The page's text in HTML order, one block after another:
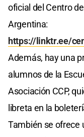
oficial del Centro
Argentina:
https://linktr.ee/
Además, hay una
alumnos de la
Asociación CCP,
libreta en la
También se ofrece